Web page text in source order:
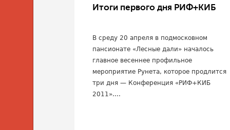
Итоги первого дня РИФ+КИБ
В среду 20 апреля в подмосковном
пансионате «Лесные дали» началось
главное весеннее профильное
мероприятие Рунета, которое продлится
три дня — Конференция «РИФ+КИБ
2011»....